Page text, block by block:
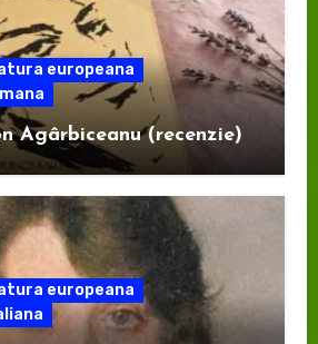
europeana
Agârbiceanu (recenzie)
europeana